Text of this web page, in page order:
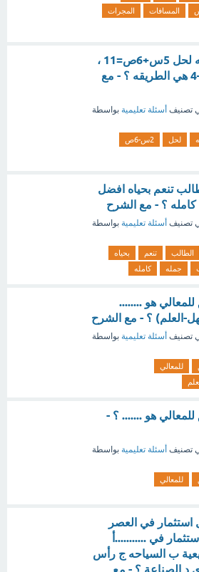
المسافات
المجرات
افضل طريقه لحل 5س+6ص=11 ،
2س–6ص=–4 هي الطريقه ؟ - مع
تصنيف أسئلة تعليمية بواسطة
لحل
2س-6ص
تنعم بحياه افضل
؟ - مع الشرح
تصنيف أسئلة تعليمية بواسطة
الطالب تنعم
بحياه
جمله كامله
هو ........
العلم) ؟ - مع الشرح
تصنيف أسئلة تعليمية بواسطة
للمعالي
هو ....... ؟ -
تصنيف أسئلة تعليمية بواسطة
للمعالي
في العصر
في ...........أ
ب السياحه ج رأس